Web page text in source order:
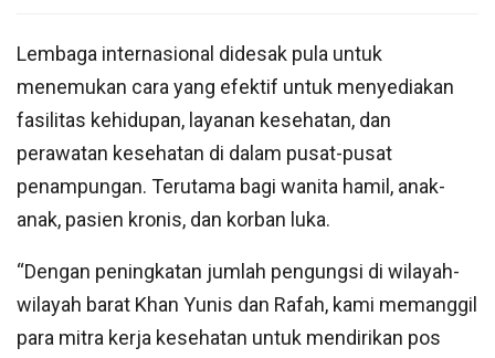
Lembaga internasional didesak pula untuk
menemukan cara yang efektif untuk menyediakan
fasilitas kehidupan, layanan kesehatan, dan
perawatan kesehatan di dalam pusat-pusat
penampungan. Terutama bagi wanita hamil, anak-
anak, pasien kronis, dan korban luka.
“Dengan peningkatan jumlah pengungsi di wilayah-
wilayah barat Khan Yunis dan Rafah, kami memanggil
para mitra kerja kesehatan untuk mendirikan pos